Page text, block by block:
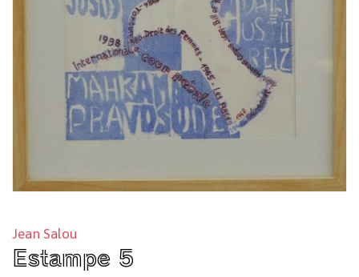
Jean Salou
Estampe 5